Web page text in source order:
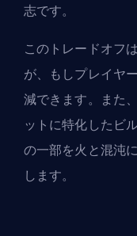
志です。
このトレードオフ
が、もしプレイヤ
減できます。また
ットに特化したビ
の一部を火と混沌
します。